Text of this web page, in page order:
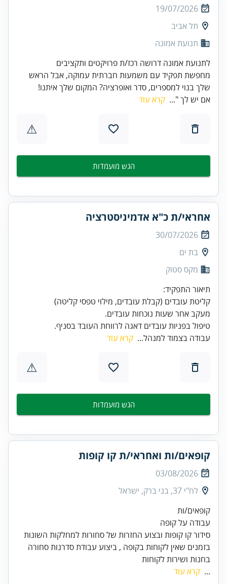
19/07/2026
תל אביב
תנועת אמונה
לתנועת אמונה דרושה רכז/ת פרויקטים ותקציבים
מחפשת תפקיד עם משמעות חברתית עמוקה, אבל הראש
שלך בנוי למספרים, סדר ואופרציה? המקום שלך איתנו!
אם יש לך "... קרא עוד
⚠
הגש מועמדות
אחראי/ת כ"א אדמיניסטרציה
30/07/2026
בת ים
מקס סטוק
טיפול בפניות עובדים דאגה לרווחת העובד בסניף.
עבודה בצמוד למנהל... קרא עוד
⚠
הגש מועמדות
קופאים/ות ואחראי/ת קו קופות
03/08/2026
לח"י 37, בני ברק, ישראל
בזמנים שאין לקוחות בקופה , ביצוע עבודת סדרנות סחורה
בחנות ושירות לקוחות
... קרא עוד